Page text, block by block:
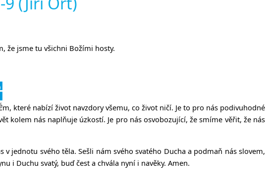
že jsme tu všichni Božími hosty.
které nabízí život navzdory všemu, co život ničí. Je to pro nás podivuhodné
kolem nás naplňuje úzkostí. Je pro nás osvobozující, že smíme věřit, že nás
jednotu svého těla. Sešli nám svého svatého Ducha a podmaň nás slovem,
i Duchu svatý, buď čest a chvála nyní i navěky. Amen.